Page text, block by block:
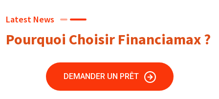
Latest News
Pourquoi Choisir Financiamax ?
DEMANDER UN PRÊT